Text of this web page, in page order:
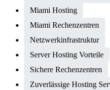
Miami Hosting
Miami Rechenzentren
Netzwerkinfrastruktur
Server Hosting Vorteile
Sichere Rechenzentren
Zuverlässige Hosting